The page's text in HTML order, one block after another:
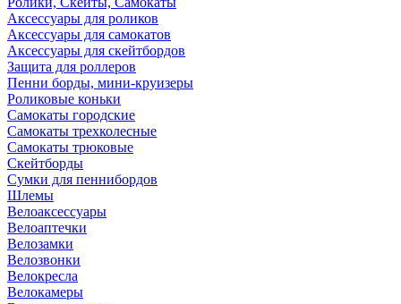
Аксессуары для роликов
Аксессуары для самокатов
Аксессуары для скейтбордов
Защита для роллеров
Пенни борды, мини-круизеры
Роликовые коньки
Самокаты городские
Самокаты трехколесные
Самокаты трюковые
Скейтборды
Сумки для пеннибордов
Шлемы
Велоаксессуары
Велоаптечки
Велозамки
Велозвонки
Велокресла
Велокамеры